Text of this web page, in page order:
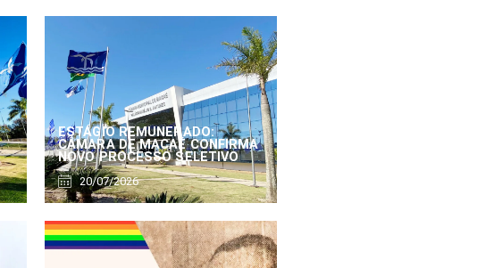
ESTÁGIO REMUNERADO:
CÂMARA DE MACAÉ CONFIRMA
NOVO PROCESSO SELETIVO
20/07/2026